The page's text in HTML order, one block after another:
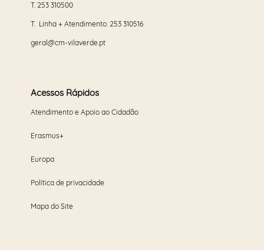
T. 253 310500
T. Linha + Atendimento: 253 310516
geral@cm-vilaverde.pt
Acessos Rápidos
Atendimento e Apoio ao Cidadão
Erasmus+
Europa
Política de privacidade
Mapa do Site